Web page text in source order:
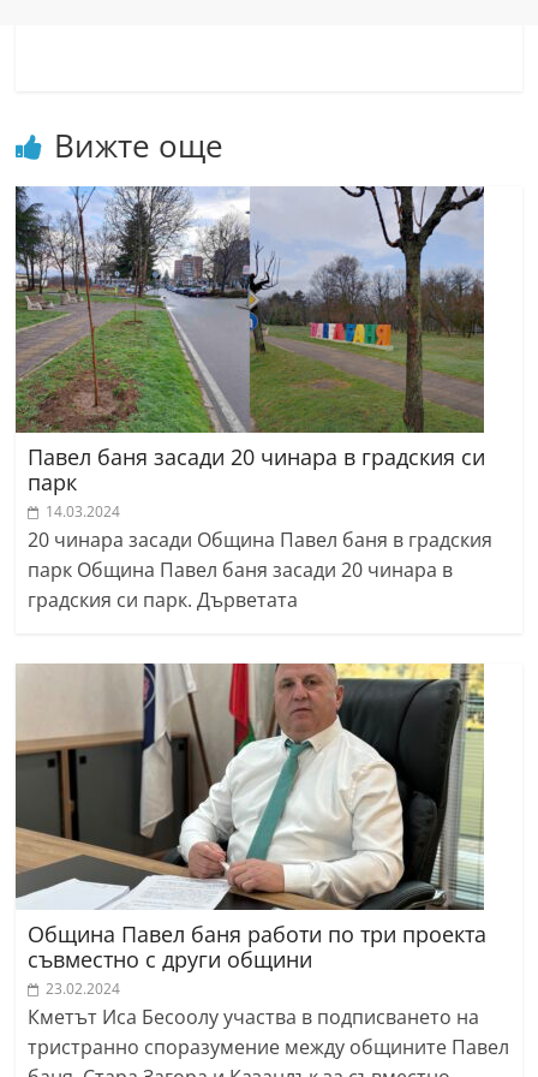
Вижте още
Павел баня засади 20 чинара в градския си
парк
14.03.2024
20 чинара засади Община Павел баня в градския
парк Община Павел баня засади 20 чинара в
градския си парк. Дърветата
Община Павел баня работи по три проекта
съвместно с други общини
23.02.2024
Кметът Иса Бесоолу участва в подписването на
тристранно споразумение между общините Павел